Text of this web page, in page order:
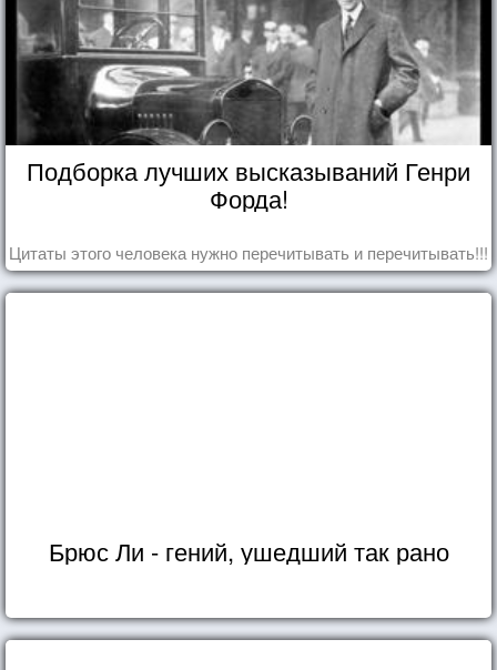
Подборка лучших высказываний Генри
Форда!
Цитаты этого человека нужно перечитывать и перечитывать!!!
Брюс Ли - гений, ушедший так рано